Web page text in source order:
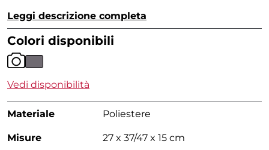
Leggi descrizione completa
Colori disponibili
Vedi disponibilità
Materiale Poliestere
Misure 27 x 37/47 x 15 cm